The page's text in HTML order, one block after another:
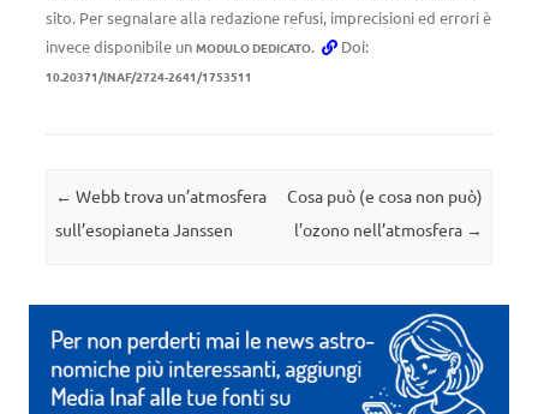
sito. Per segnalare alla redazione refusi, imprecisioni ed errori è
invece disponibile un MODULO DEDICATO. Doi:
10.20371/INAF/2724-2641/1753511
Navigazione articolo
← Webb trova un’atmosfera
sull’esopianeta Janssen
Cosa può (e cosa non può)
l’ozono nell’atmosfera →